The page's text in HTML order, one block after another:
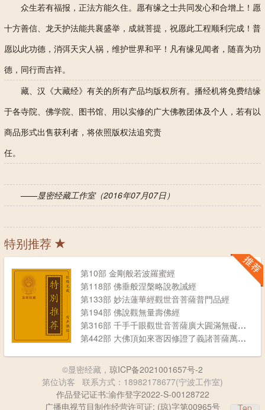
众生若有福报，正法方能久住。愿有缘之士共同发心和合增上！愿
十方善信、龙天护法能共襄盛举，成就菩提，祝愿此工程顺利完成！普
愿以此功德，消弭天灾人祸，维护世界和平！凡有缘见闻者，随喜为功
德，同行而吉祥。
藏、汉《大藏经》有关的所有产品均版权所有。播经机将免费结缘
于各寺院、佛学院、图书馆、用以实修的广大佛教团体及个人，若有以
商品形式出售获利者，将依照版权法追究责
任。
——显密经藏工作室（2016年07月07日）
特别推荐
第10部 金剛般若波羅蜜經
第118部 佛垂般涅槃略說教誡經
第133部 妙法蓮華經觀世音菩薩普門品經
第194部 佛說觀無量壽佛經
第316部 千手千眼觀世音菩薩廣大圎滿無礙大悲心陀羅尼經
第442部 大佛頂如來宻因修證了義諸菩薩萬行首楞嚴經
©显密经藏， 琼ICP备2021001657号-2
第位访客
联系方式：18982178677(宁波工作室)
作品登记证书:渝作登字2022-S-00128722
广播电视节目制作经营许可证: (琼)字第00965号
Top